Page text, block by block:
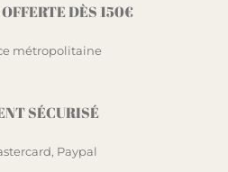
DÈS 150€
métropolitaine
SÉCURISÉ
Paypal